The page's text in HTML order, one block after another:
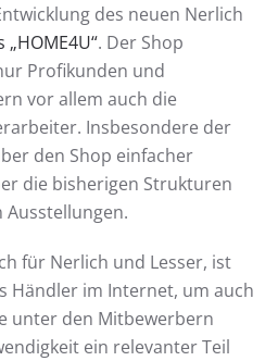
des neuen Nerlich
. Der Shop
Profikunden und
vor allem auch die
Insbesondere der
den Shop einfacher
die bisherigen Strukturen
für Nerlich und Lesser, ist
Händler im Internet, um auch
unter den Mitbewerbern
ein relevanter Teil